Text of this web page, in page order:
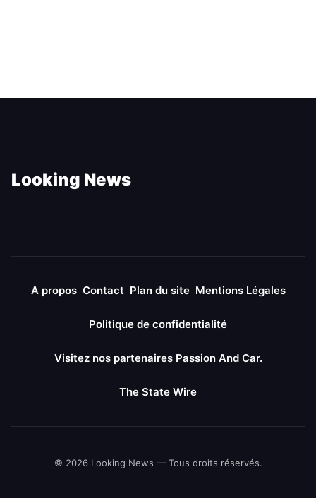
Looking News
A propos Contact Plan du site Mentions Légales
Politique de confidentialité
Visitez nos partenaires Passion And Car.
The State Wire
© 2026 Looking News — Tous droits réservés.